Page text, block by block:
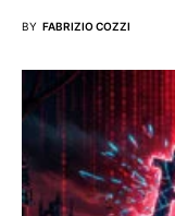
BY FABRIZIO COZZI